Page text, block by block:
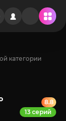
категории
8.8
13 серий